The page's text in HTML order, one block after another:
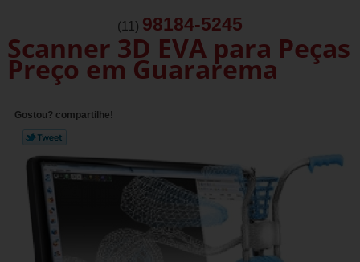
(11) 98184-5245
Scanner 3D EVA para Peças
Preço em Guararema
Gostou? compartilhe!